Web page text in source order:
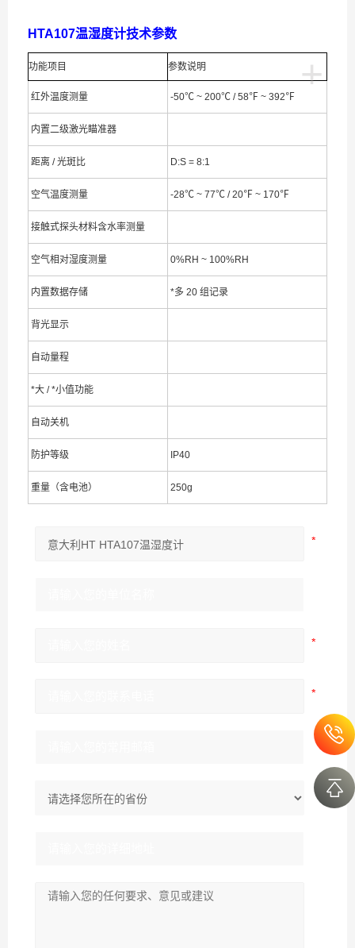
HTA107温湿度计技术参数
+
功能项目 参数说明
红外温度测量 -50℃ ~ 200℃ / 58℉ ~ 392℉
内置二级激光瞄准器
距离 / 光斑比 D:S = 8:1
空气温度测量 -28℃ ~ 77℃ / 20℉ ~ 170℉
接触式探头材料含水率测量
空气相对湿度测量 0%RH ~ 100%RH
内置数据存储 *多 20 组记录
背光显示
自动量程
*大 / *小值功能
自动关机
防护等级 IP40
重量（含电池） 250g